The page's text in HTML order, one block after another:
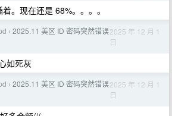
。现在还是 68%。。。。
› 2025.11 美区 ID 密码突然错误2025 年 12 月 1
日
如死灰
› 2025.11 美区 ID 密码突然错误2025 年 12 月 1
日